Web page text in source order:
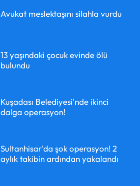
Avukat meslektaşını silahla vurdu
13 yaşındaki çocuk evinde ölü
bulundu
Kuşadası Belediyesi'nde ikinci
dalga operasyon!
Sultanhisar'da şok operasyon! 2
aylık takibin ardından yakalandı